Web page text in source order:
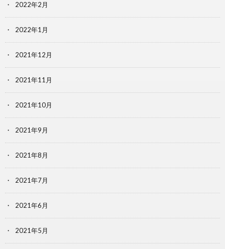
2022年2月
2022年1月
2021年12月
2021年11月
2021年10月
2021年9月
2021年8月
2021年7月
2021年6月
2021年5月